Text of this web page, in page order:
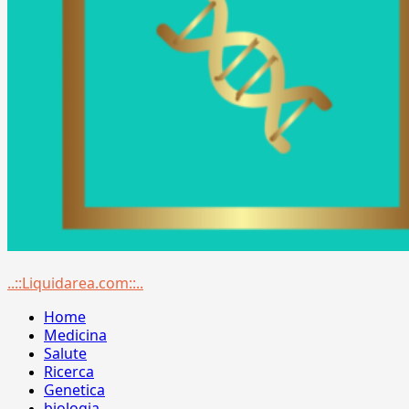
Menu
..::Liquidarea.com::..
Home
Medicina
Salute
Ricerca
Genetica